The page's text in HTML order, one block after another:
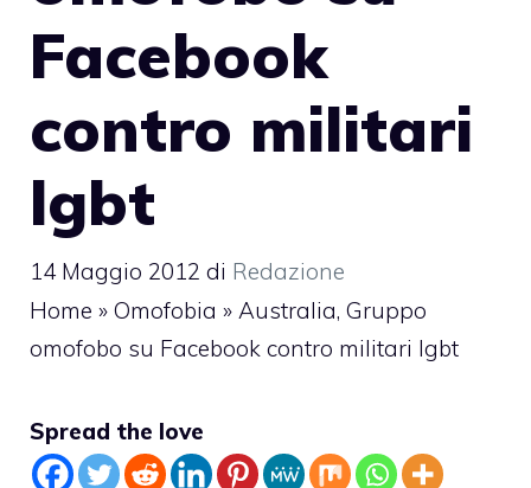
Facebook
contro militari
lgbt
14 Maggio 2012 di Redazione
Home » Omofobia » Australia, Gruppo
omofobo su Facebook contro militari lgbt
Spread the love